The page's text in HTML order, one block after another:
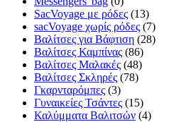
SacVoyage με ρόδες (13)
sacVoyage χωρίς ρόδες (7)
Βαλίτσες για Βάφτιση (28)
Βαλίτσες Καμπίνας (86)
Βαλίτσες Μαλακές (48)
Βαλίτσες Σκληρές (78)
Γκαρνταρόμπες (3)
Γυναικείες Τσάντες (15)
Καλύμματα Βαλιτσών (4)